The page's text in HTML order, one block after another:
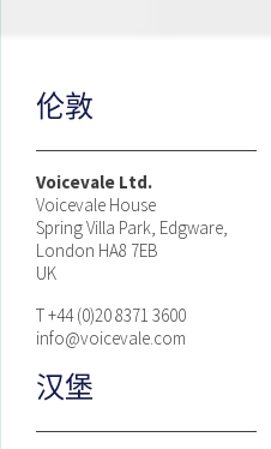
伦敦
Voicevale Ltd.
Voicevale House
Spring Villa Park, Edgware,
London HA8 7EB
UK
T +44 (0)20 8371 3600
info@voicevale.com
汉堡